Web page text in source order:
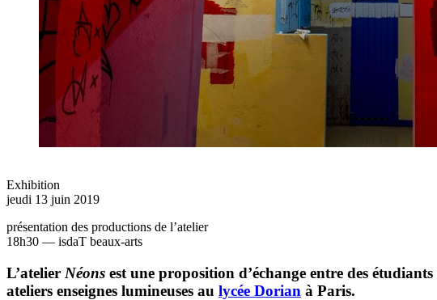
Exhibition
jeudi 13 juin 2019
présentation des productions de l’atelier
18h30 — isdaT beaux-arts
L’atelier Néons est une proposition d’échange entre des
ateliers enseignes lumineuses au lycée Dorian à Paris.